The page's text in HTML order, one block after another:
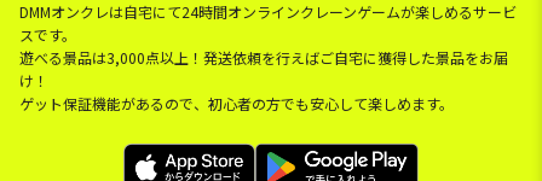
DMMオンクレは自宅にて24時間オンラインクレーンゲームが楽しめるサービ
スです。
遊べる景品は3,000点以上！発送依頼を行えばご自宅に獲得した景品をお届
け！
ゲット保証機能があるので、初心者の方でも安心して楽しめます。